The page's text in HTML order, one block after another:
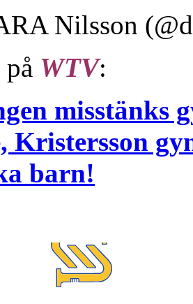
Nilsson
på WTV:
misstänks
Kristersson
barn!